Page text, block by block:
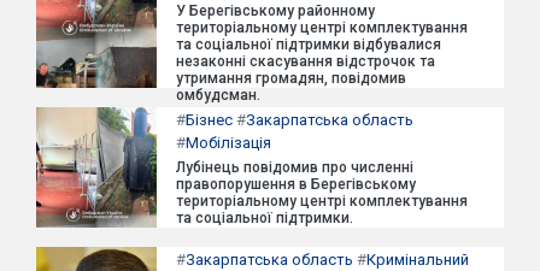
У Берегівському районному
територіальному центрі комплектування
та соціальної підтримки відбувалися
незаконні скасування відстрочок та
утримання громадян, повідомив
омбудсман.
#Бізнес #Закарпатська область
#Мобілізація
Лубінець повідомив про численні
правопорушення в Берегівському
територіальному центрі комплектування
та соціальної підтримки.
#Закарпатська область #Кримінальний